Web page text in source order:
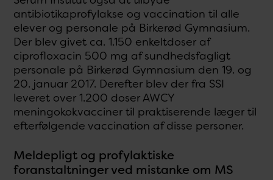
antibiotikaprofylakse og vaccination til alle
elever og personale på Birkerød Gymnasium.
Der blev givet ca. 1.150 enkeltdoser af
ciprofloxacin 500 mg af sundhedsfagligt
personale på Birkerød Gymnasium den 19. og
20. januar 2017. Derefter blev der fra SSI
leveret over 1.200 doser AWCY
meningokokvacciner til praktiserende læger til
efterfølgende vaccination af disse personer.
Meldepligt og profylaktiske
foranstaltninger ved mistanke om MS